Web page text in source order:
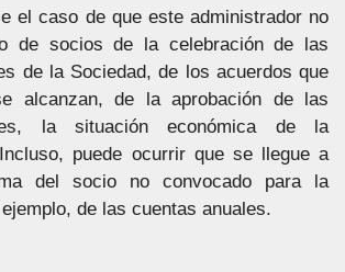
el caso de que este administrador no
de socios de la celebración de las
de la Sociedad, de los acuerdos que
alcanzan, de la aprobación de las
la situación económica de la
puede ocurrir que se llegue a
del socio no convocado para la
de las cuentas anuales.